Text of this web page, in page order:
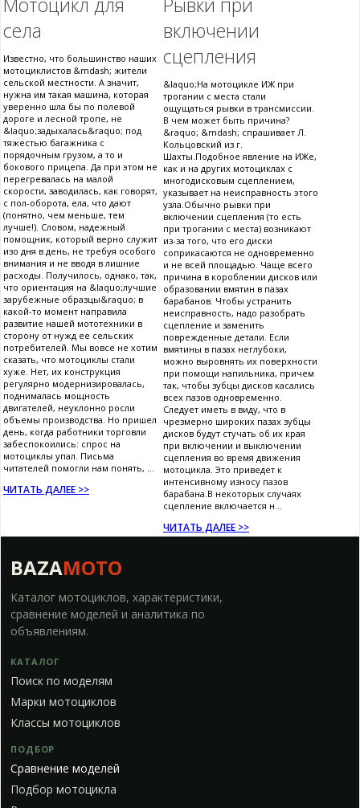
села
Известно, что большинство наших
мотоциклистов &mdash; жители
сельской местности. А значит,
нужна им такая машина, которая
уверенно шла бы по полевой
дороге и лесной тропе, не
&laquo;задыхалась&raquo; под
тяжестью багажника с
порядочным грузом, а то и
бокового прицепа. Да при этом не
перегревалась на малой
скорости, заводилась, как говорят,
с пол-оборота, ела, что дают
(понятно, чем меньше, тем
лучше!). Словом, надежный
помощник, который верно служит
изо дня в день, не требуя особого
внимания и не вводя в лишние
расходы. Получилось, однако, так,
что ориентация на &laquo;лучшие
зарубежные образцы&raquo; в
какой-то момент направила
развитие нашей мототехники в
сторону от нужд ее сельских
потребителей. Мы вовсе не хотим
сказать, что мотоциклы стали
хуже. Нет, их конструкция
регулярно модернизировалась,
поднималась мощность
двигателей, неуклонно росли
объемы производства. Но пришел
день, когда работники торговли
забеспокоились: спрос на
мотоциклы упал. Письма
читателей помогли нам понять, ...
ЧИТАТЬ ДАЛЕЕ >>
включении
сцепления
&laquo;На мотоцикле ИЖ при
трогании с места стали
ощущаться рывки в трансмиссии.
В чем может быть причина?
&raquo; &mdash; спрашивает Л.
Кольцовский из г.
Шахты.Подобное явление на ИЖе,
как и на других мотоциклах с
многодисковым сцеплением,
указывает на неисправность этого
узла.Обычно рывки при
включении сцепления (то есть
при трогании с места) возникают
из-за того, что его диски
соприкасаются не одновременно
и не всей площадью. Чаще всего
причина в короблении дисков или
образовании вмятин в пазах
барабанов. Чтобы устранить
неисправность, надо разобрать
сцепление и заменить
поврежденные детали. Если
вмятины в пазах неглубоки,
можно выровнять их поверхности
при помощи напильника, причем
так, чтобы зубцы дисков касались
всех пазов одновременно.
Следует иметь в виду, что в
чрезмерно широких пазах зубцы
дисков будут стучать об их края
при включении и выключении
сцепления во время движения
мотоцикла. Это приведет к
интенсивному износу пазов
барабана.В некоторых случаях
сцепление включается н...
ЧИТАТЬ ДАЛЕЕ >>
BAZAMOTO
Каталог мотоциклов, характеристики,
сравнение моделей и аналитика по
объявлениям.
КАТАЛОГ
Поиск по моделям
Марки мотоциклов
Классы мотоциклов
ПОДБОР
Сравнение моделей
Подбор мотоцикла